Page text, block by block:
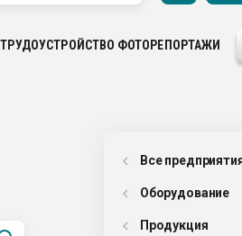
ТРУДОУСТРОЙСТВО ФОТОРЕПОРТАЖИ
Все
Оборудованиe
Продукция